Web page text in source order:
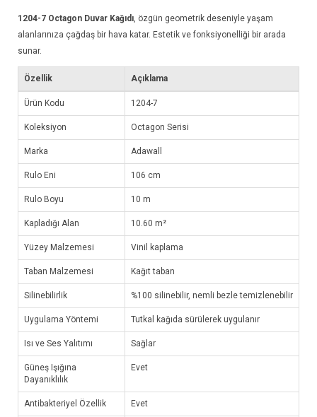
1204-7 Octagon Duvar Kağıdı , özgün geometrik deseniyle yaşam
alanlarınıza çağdaş bir hava katar. Estetik ve fonksiyonelliği bir arada
sunar.
Özellik Açıklama
Ürün Kodu 1204-7
Koleksiyon Octagon Serisi
Marka Adawall
Rulo Eni 106 cm
Rulo Boyu 10 m
Kapladığı Alan 10.60 m²
Yüzey Malzemesi Vinil kaplama
Taban Malzemesi Kağıt taban
Silinebilirlik %100 silinebilir, nemli bezle temizlenebilir
Uygulama Yöntemi Tutkal kağıda sürülerek uygulanır
Isı ve Ses Yalıtımı Sağlar
Güneş Işığına
Dayanıklılık
Evet
Antibakteriyel Özellik Evet